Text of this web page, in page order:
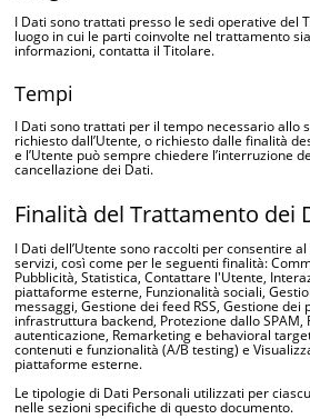
I Dati sono trattati presso le sedi operative del
luogo in cui le parti coinvolte nel trattamento
informazioni, contatta il Titolare.
Tempi
I Dati sono trattati per il tempo necessario allo
richiesto dall’Utente, o richiesto dalle finalità
e l’Utente può sempre chiedere l’interruzione
cancellazione dei Dati.
Finalità del Trattamento dei
I Dati dell’Utente sono raccolti per consentire
servizi, così come per le seguenti finalità:
Pubblicità, Statistica, Contattare l'Utente,
piattaforme esterne, Funzionalità sociali,
messaggi, Gestione dei feed RSS, Gestione
infrastruttura backend, Protezione dallo SPAM,
autenticazione, Remarketing e behavioral
contenuti e funzionalità (A/B testing) e
piattaforme esterne.
Le tipologie di Dati Personali utilizzati per
nelle sezioni specifiche di questo documento.